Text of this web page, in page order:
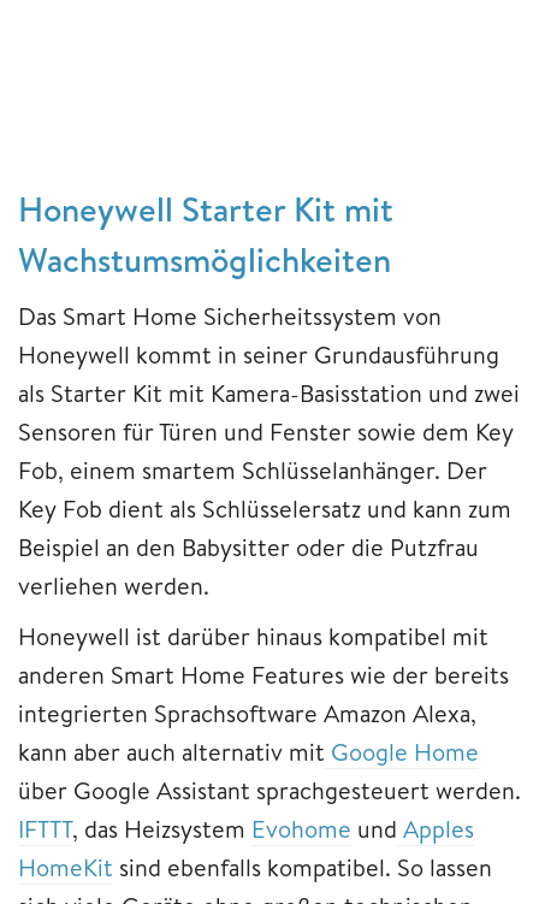
Honeywell Starter Kit mit
Wachstumsmöglichkeiten
Das Smart Home Sicherheitssystem von
Honeywell kommt in seiner Grundausführung
als Starter Kit mit Kamera-Basisstation und zwei
Sensoren für Türen und Fenster sowie dem Key
Fob, einem smartem Schlüsselanhänger. Der
Key Fob dient als Schlüsselersatz und kann zum
Beispiel an den Babysitter oder die Putzfrau
verliehen werden.
Honeywell ist darüber hinaus kompatibel mit
anderen Smart Home Features wie der bereits
integrierten Sprachsoftware Amazon Alexa,
kann aber auch alternativ mit Google Home
über Google Assistant sprachgesteuert werden.
IFTTT, das Heizsystem Evohome und Apples
HomeKit sind ebenfalls kompatibel. So lassen